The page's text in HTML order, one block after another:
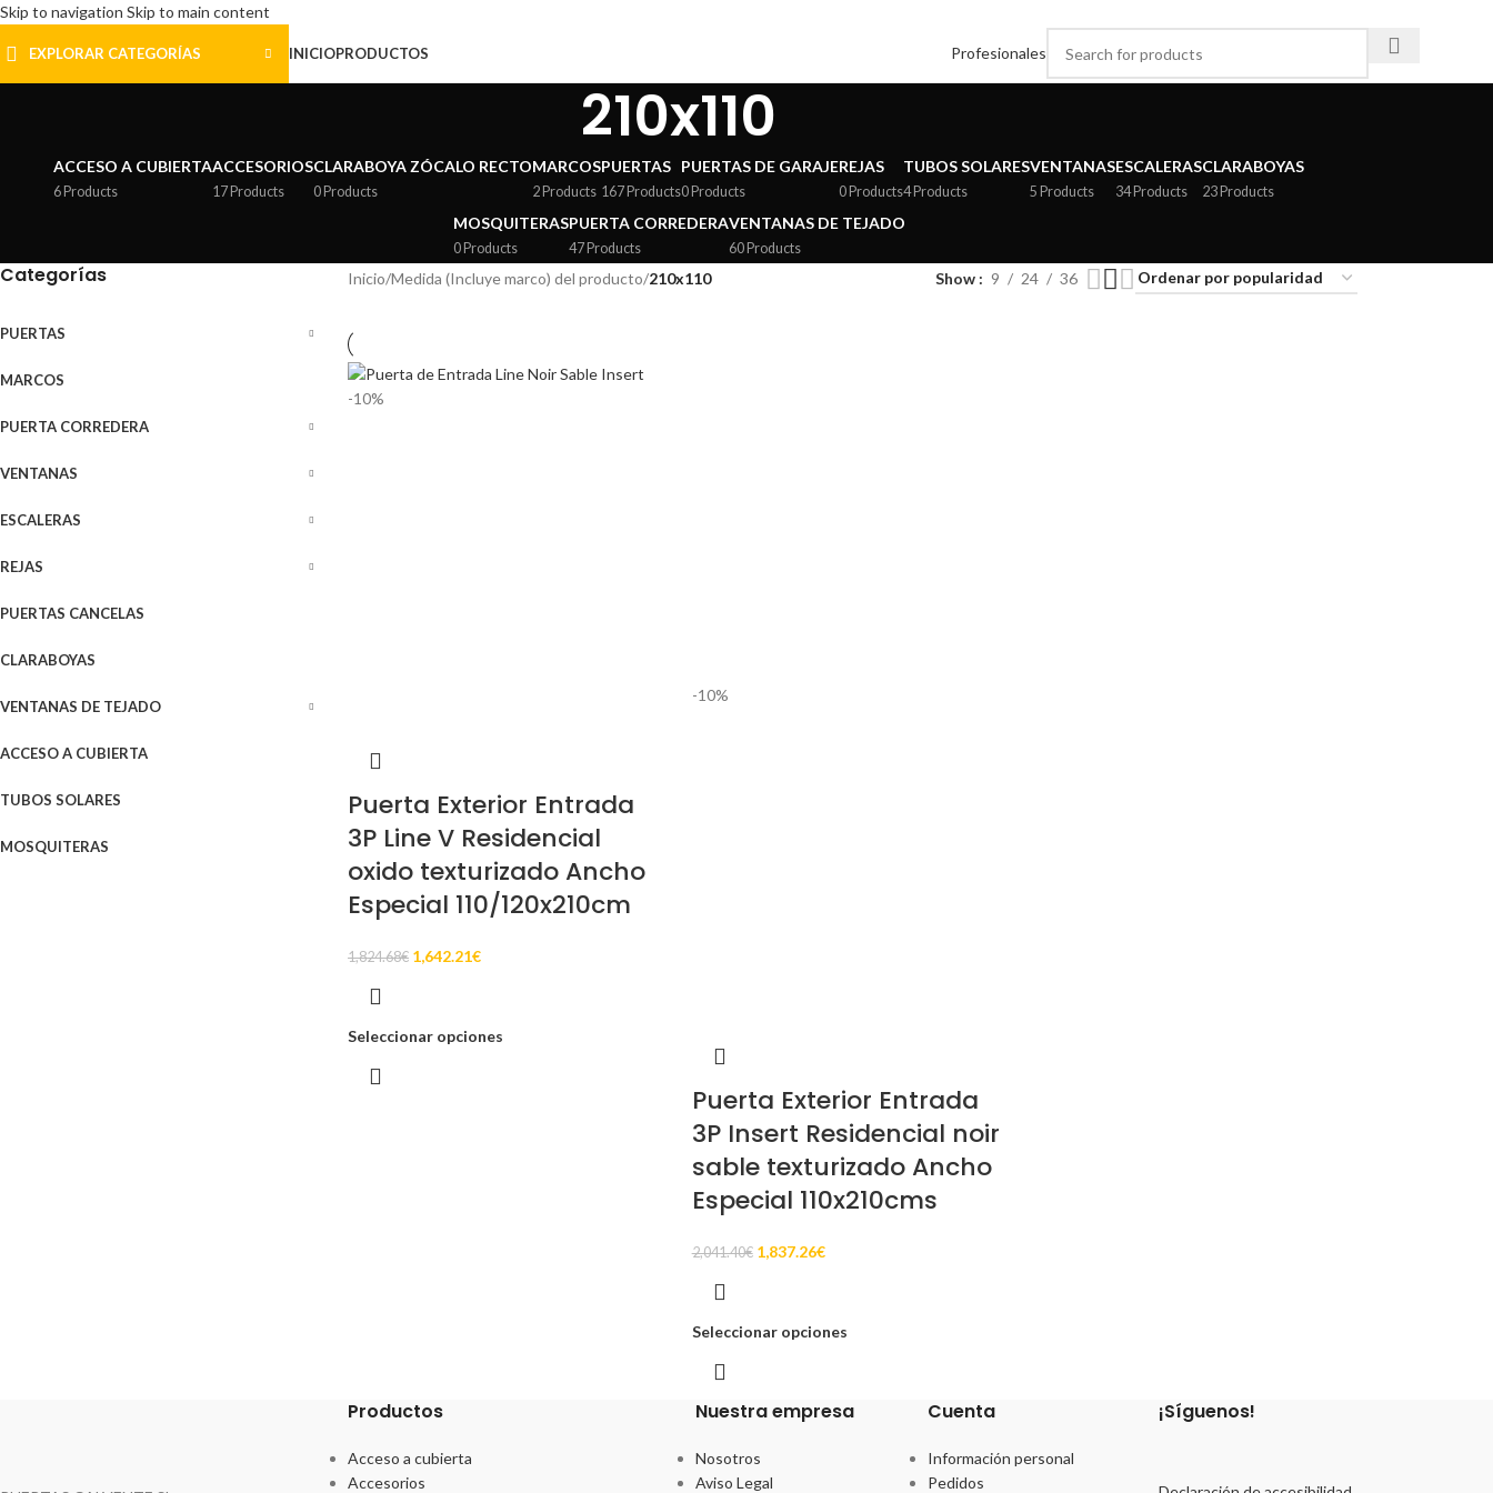
Skip to navigation Skip to main content
EXPLORAR CATEGORÍAS INICIOPRODUCTOS Profesionales
210x110
ACCESO A CUBIERTA
6 Products
ACCESORIOS
17 Products
CLARABOYA ZÓCALO RECTO
0 Products
MARCOS
2 Products
PUERTAS
167 Products
PUERTAS DE GARAJE
0 Products
REJAS
0 Products
TUBOS SOLARES
4 Products
VENTANAS
5 Products
ESCALERAS
34 Products
CLARABOYAS
23 Products
MOSQUITERAS
0 Products
PUERTA CORREDERA
47 Products
VENTANAS DE TEJADO
60 Products
Categorías
PUERTAS
MARCOS
PUERTA CORREDERA
VENTANAS
ESCALERAS
REJAS
PUERTAS CANCELAS
CLARABOYAS
VENTANAS DE TEJADO
ACCESO A CUBIERTA
TUBOS SOLARES
MOSQUITERAS
Inicio/Medida (Incluye marco) del producto/210x110 Show 9 24 36
-10%
Puerta Exterior Entrada
3P Line V Residencial
oxido texturizado Ancho
Especial 110/120x210cm
1,824.68€ 1,642.21€
Seleccionar opciones
-10%
Puerta Exterior Entrada
3P Insert Residencial noir
sable texturizado Ancho
Especial 110x210cms
2,041.40€ 1,837.26€
Seleccionar opciones
Productos
Acceso a cubierta
Accesorios
Nuestra empresa
Nosotros
Aviso Legal
Cuenta
Información personal
Pedidos
¡Síguenos!